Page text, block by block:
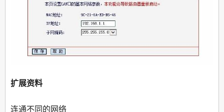
扩展资料
连通不同的网络